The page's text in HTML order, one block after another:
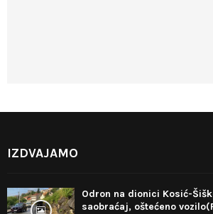
IZDVAJAMO
Odron na dionici Kosić-
saobraćaj, oštećeno